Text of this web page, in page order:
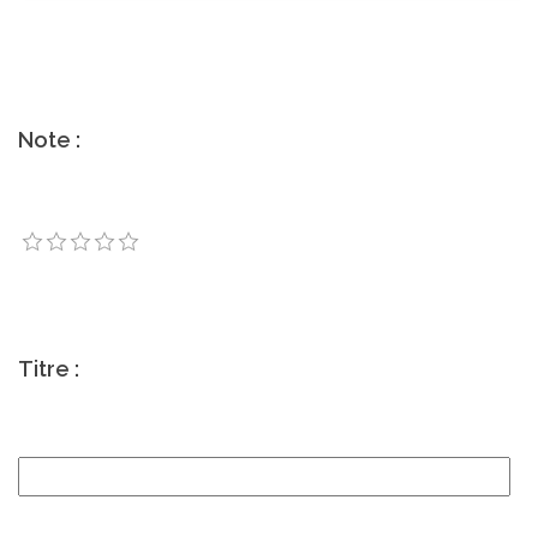
Note :
Titre :